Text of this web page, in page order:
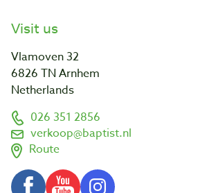
Visit us
Vlamoven 32
6826 TN Arnhem
Netherlands
026 351 2856
verkoop@baptist.nl
Route